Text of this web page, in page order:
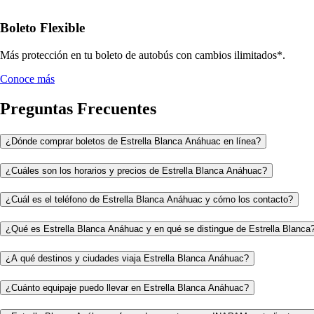
Boleto Flexible
Más protección en tu boleto de autobús con cambios ilimitados*.
Conoce más
Preguntas Frecuentes
¿Dónde comprar boletos de Estrella Blanca Anáhuac en línea?
¿Cuáles son los horarios y precios de Estrella Blanca Anáhuac?
¿Cuál es el teléfono de Estrella Blanca Anáhuac y cómo los contacto?
¿Qué es Estrella Blanca Anáhuac y en qué se distingue de Estrella
¿A qué destinos y ciudades viaja Estrella Blanca Anáhuac?
¿Cuánto equipaje puedo llevar en Estrella Blanca Anáhuac?